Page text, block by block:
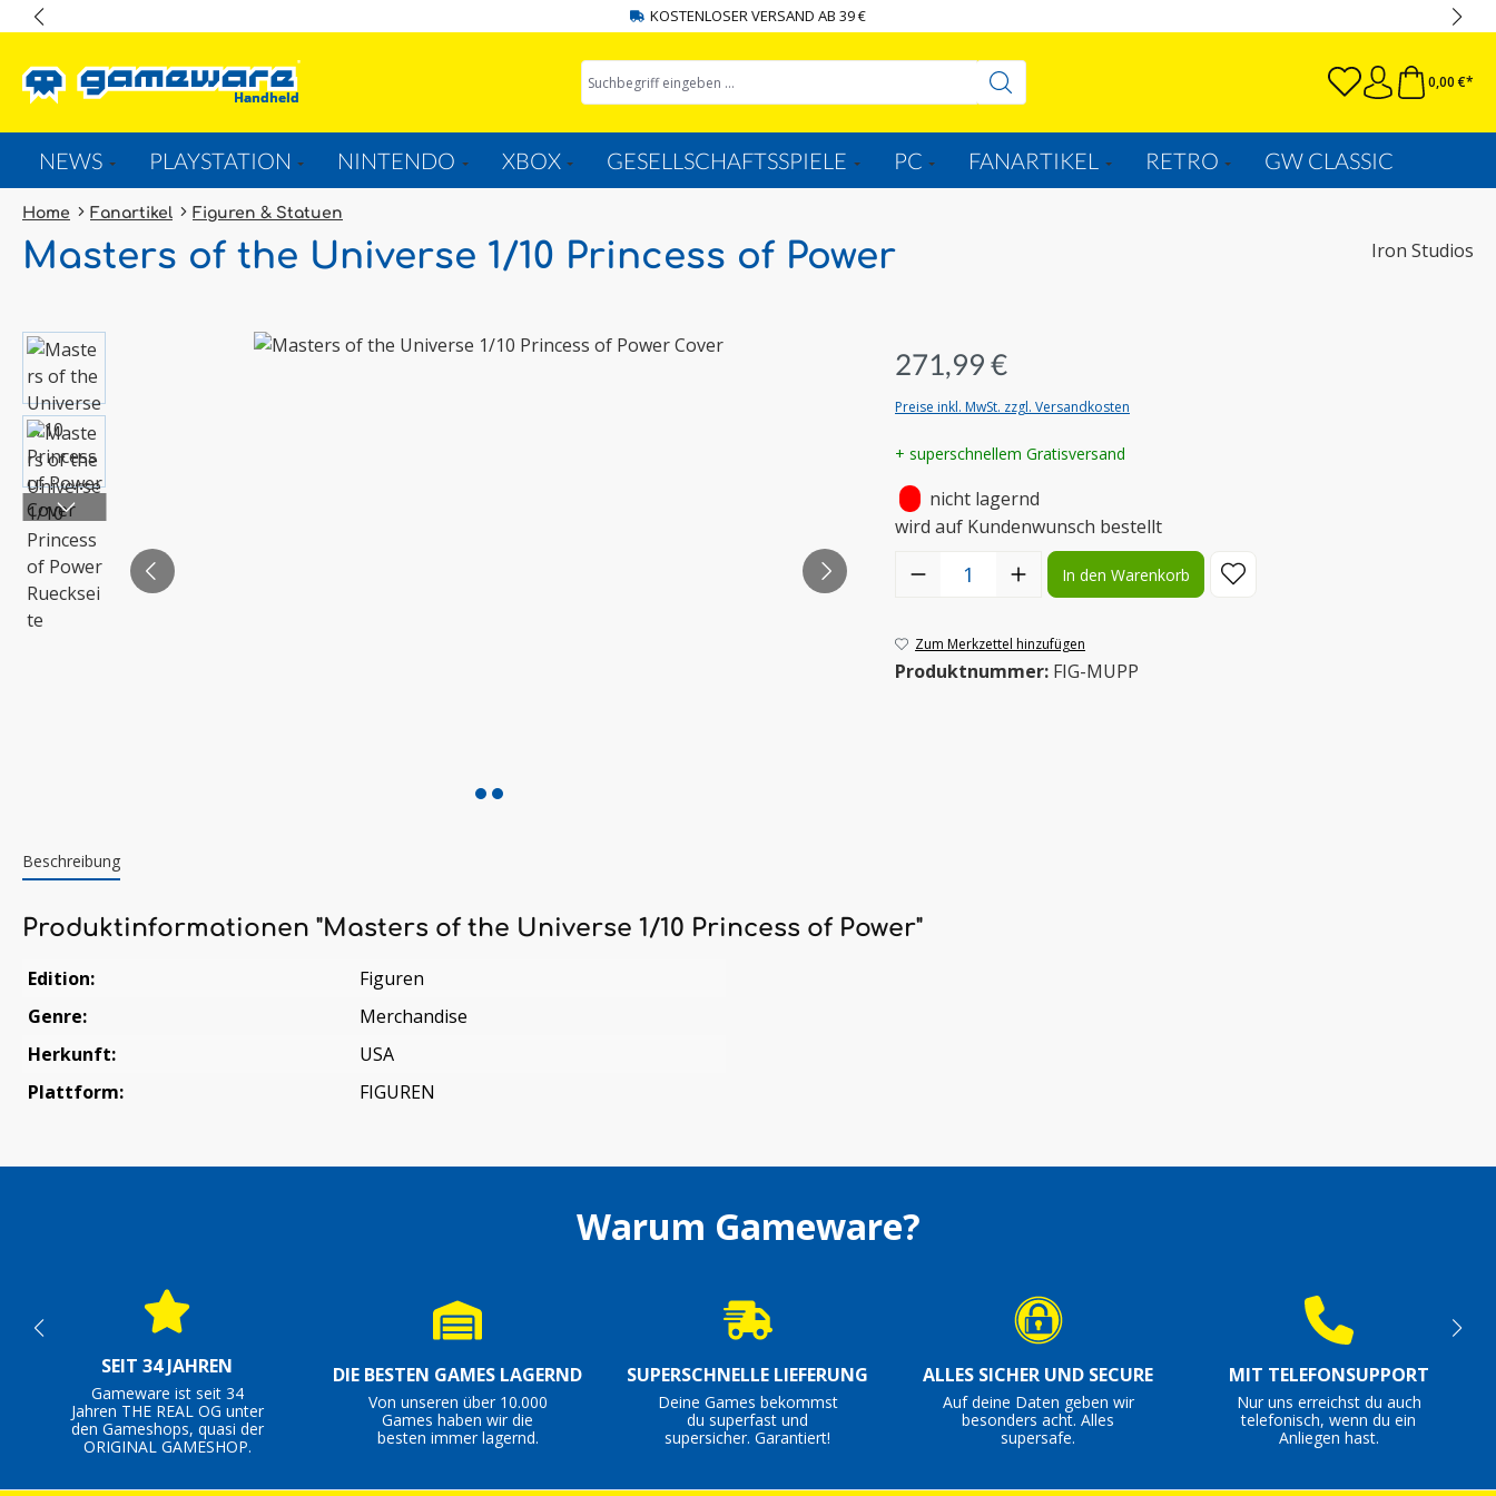
KOSTENLOSER VERSAND AB 39 €
0,00 €*
NEWS PLAYSTATION NINTENDO XBOX GESELLSCHAFTSSPIELE PC FANARTIKEL RETRO GW CLASSIC
Home Fanartikel Figuren & Statuen
Masters of the Universe 1/10 Princess of Power Iron Studios
Bildergalerie überspringen
271,99 €
Preise inkl. MwSt. zzgl. Versandkosten
+ superschnellem Gratisversand
nicht lagernd
wird auf Kundenwunsch bestellt
Produkt Anzahl: Gib den gewünschten Wert ein oder benutze die
In den Warenkorb
Zum Merkzettel hinzufügen
Produktnummer: FIG-MUPP
Beschreibung
Produktinformationen "Masters of the Universe 1/10 Princess of Power"
Edition:
Figuren
Genre:
Merchandise
Herkunft:
USA
Plattform:
FIGUREN
Warum Gameware?
SEIT 34 JAHREN
Gameware ist seit 34
Jahren THE REAL OG unter
den Gameshops, quasi der
ORIGINAL GAMESHOP.
DIE BESTEN GAMES LAGERND
Von unseren über 10.000
Games haben wir die
besten immer lagernd.
SUPERSCHNELLE LIEFERUNG
Deine Games bekommst
du superfast und
supersicher. Garantiert!
ALLES SICHER UND SECURE
Auf deine Daten geben wir
besonders acht. Alles
supersafe.
MIT TELEFONSUPPORT
Nur uns erreichst du auch
telefonisch, wenn du ein
Anliegen hast.